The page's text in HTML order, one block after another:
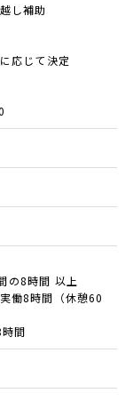
し補助
応じて決定
の8時間 以上
働8時間（休憩60
間